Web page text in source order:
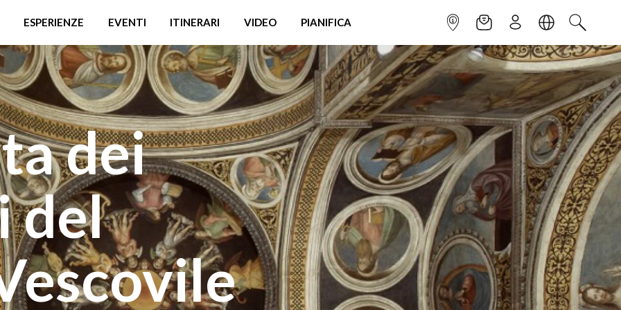
ESPERIENZE EVENTI ITINERARI VIDEO PIANIFICA INFOPOINTNEWSLETTER
ISCRIVITILINGUACERCA
dei
del